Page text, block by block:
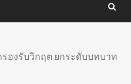
องรับวิกฤต ยกระดับบทบาท